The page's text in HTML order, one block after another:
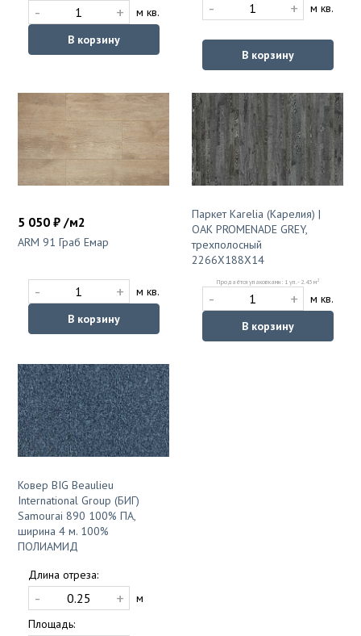
- +
м кв.
В корзину
- + м кв.
В корзину
5 050 ₽ /м2
ARM 91 Граб Емар
- +
м кв.
В корзину
Паркет Karelia (Карелия) |
OAK PROMENADE GREY,
трехполосный
2266Х188Х14
Продаётся упаковками: 1 уп. - 2.43 м2
- +
м кв.
В корзину
Ковер BIG Beaulieu
International Group (БИГ)
Samourai 890 100% ПА,
ширина 4 м. 100%
ПОЛИАМИД
Длина отреза:
- +
м
Площадь: